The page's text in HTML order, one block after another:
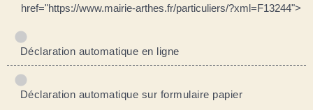
href="https://www.mairie-arthes.fr/particuliers/?xml=F13244">
Déclaration automatique en ligne
Déclaration automatique sur formulaire papier